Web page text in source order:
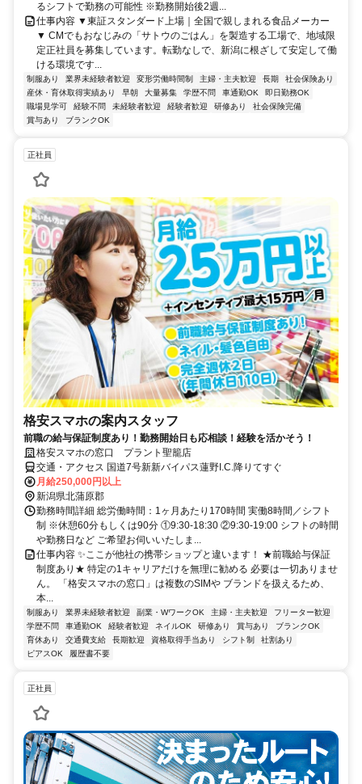
るシフトで勤務の可能性 ※勤務開始後2週...
仕事内容 ▼東証スタンダード上場｜全国で親しまれる食品メーカー
▼ CMでもおなじみの「サトウのごはん」を製造する工場で、地域限
定正社員を募集しています。転勤なしで、新潟に根ざして安定して働
ける環境です...
制服あり 業界未経験者歓迎 変形労働時間制 主婦・主夫歓迎 長期
社会保険あり
産休・育休取得実績あり
早朝 大量募集 学歴不問 車通勤OK
即日勤務OK
職場見学可
経験不問 未経験者歓迎 経験者歓迎 研修あり
社会保険完備
賞与あり
ブランクOK
正社員
格安スマホの案内スタッフ
前職の給与保証制度あり！勤務開始日も応相談！経験を活かそう！
格安スマホの窓口 プラント聖籠店
交通・アクセス 国道7号新新バイパス蓮野I.C.降りてすぐ
月給250,000円以上
新潟県北蒲原郡
勤務時間詳細 総労働時間：1ヶ月あたり170時間 実働8時間／シフト
制 ※休憩60分もしくは90分 ①9:30-18:30 ②9:30-19:00 シフトの時間
や勤務日など ご希望お伺いいたしま...
仕事内容 ✨ここが他社の携帯ショップと違います！ ★前職給与保証
制度あり★ 特定の1キャリアだけを無理に勧める 必要は一切ありませ
ん。 「格安スマホの窓口」は複数のSIMや ブランドを扱えるため、
本...
制服あり 業界未経験者歓迎 副業・WワークOK 主婦・主夫歓迎
フリーター歓迎
学歴不問
車通勤OK 経験者歓迎 ネイルOK 研修あり 賞与あり
ブランクOK
育休あり
交通費支給 長期歓迎 資格取得手当あり シフト制
社割あり
ピアスOK
履歴書不要
正社員